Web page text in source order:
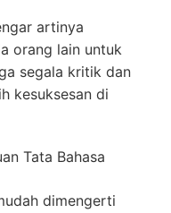
artinya
orang lain untuk
segala kritik dan
kesuksesan di
Tata Bahasa
dimengerti